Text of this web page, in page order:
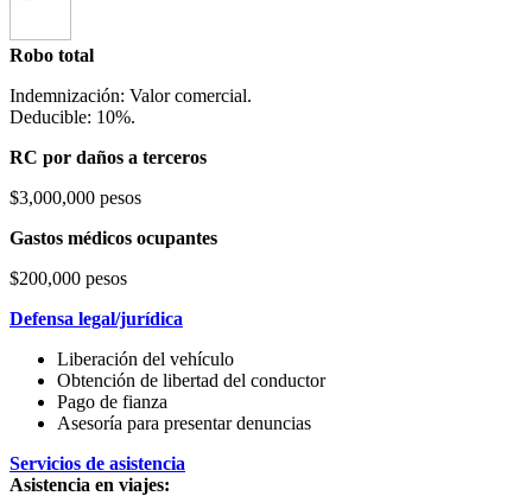
Robo total
Indemnización: Valor comercial.
Deducible: 10%.
RC por daños a terceros
$3,000,000 pesos
Gastos médicos ocupantes
$200,000 pesos
Defensa legal/jurídica
Liberación del vehículo
Obtención de libertad del conductor
Pago de fianza
Asesoría para presentar denuncias
Servicios de asistencia
Asistencia en viajes: